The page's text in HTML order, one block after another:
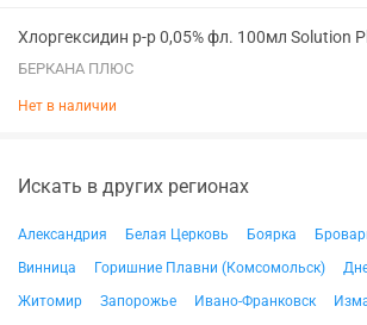
Хлоргексидин р-р 0,05% фл. 100мл Solution
БЕРКАНА ПЛЮС
Нет в наличии
Искать в других регионах
Александрия Белая Церковь Боярка
Винница
Горишние Плавни (Комсомольск)
Житомир
Запорожье Ивано-Франковск